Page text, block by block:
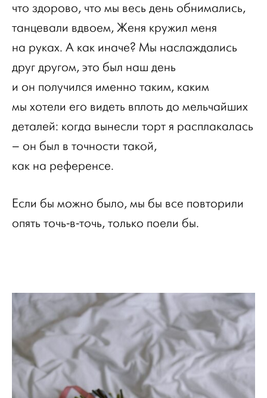
что здорово, что мы весь день обнимались,
танцевали вдвоем, Женя кружил меня
на руках. А как иначе? Мы наслаждались
друг другом, это был наш день
и он получился именно таким, каким
мы хотели его видеть вплоть до мельчайших
деталей: когда вынесли торт я расплакалась
– он был в точности такой,
как на референсе.
Если бы можно было, мы бы все повторили
опять точь-в-точь, только поели бы.